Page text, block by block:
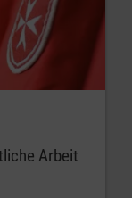
Arbeit